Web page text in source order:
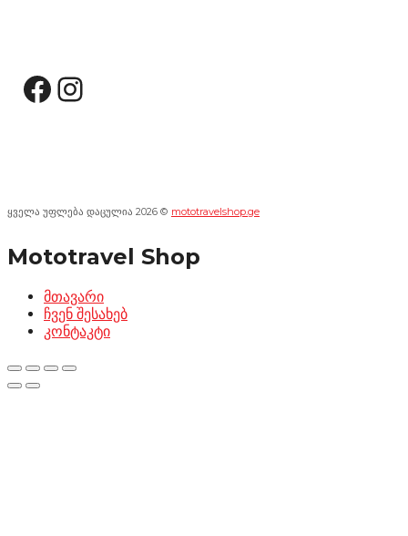
Facebook
Instagram
ყველა უფლება დაცულია 2026 © mototravelshop.ge
Mototravel Shop
მთავარი
ჩვენ შესახებ
კონტაკტი